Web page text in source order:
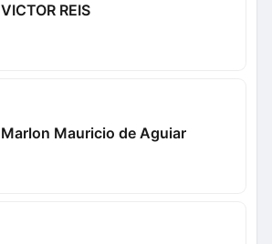
VICTOR REIS
Marlon Mauricio de Aguiar